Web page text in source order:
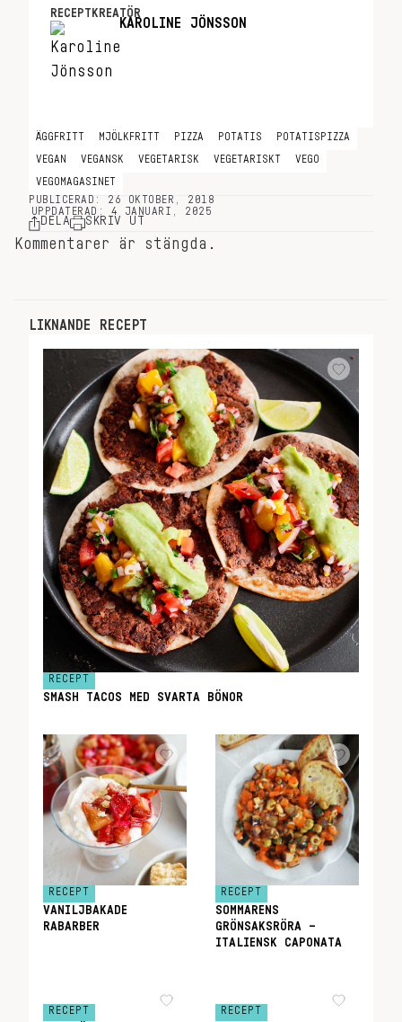
RECEPTKREATÖR
KAROLINE JÖNSSON
ÄGGFRITT MJÖLKFRITT PIZZA POTATIS POTATISPIZZA
VEGAN VEGANSK VEGETARISK VEGETARISKT VEGO
VEGOMAGASINET
PUBLICERAD: 26 OKTOBER, 2018
UPPDATERAD: 4 JANUARI, 2025
DELA SKRIV UT
Kommentarer är stängda.
LIKNANDE RECEPT
RECEPT
SMASH TACOS MED SVARTA BÖNOR
RECEPT
VANILJBAKADE
RABARBER
RECEPT
SOMMARENS
GRÖNSAKSRÖRA –
ITALIENSK CAPONATA
RECEPT RECEPT